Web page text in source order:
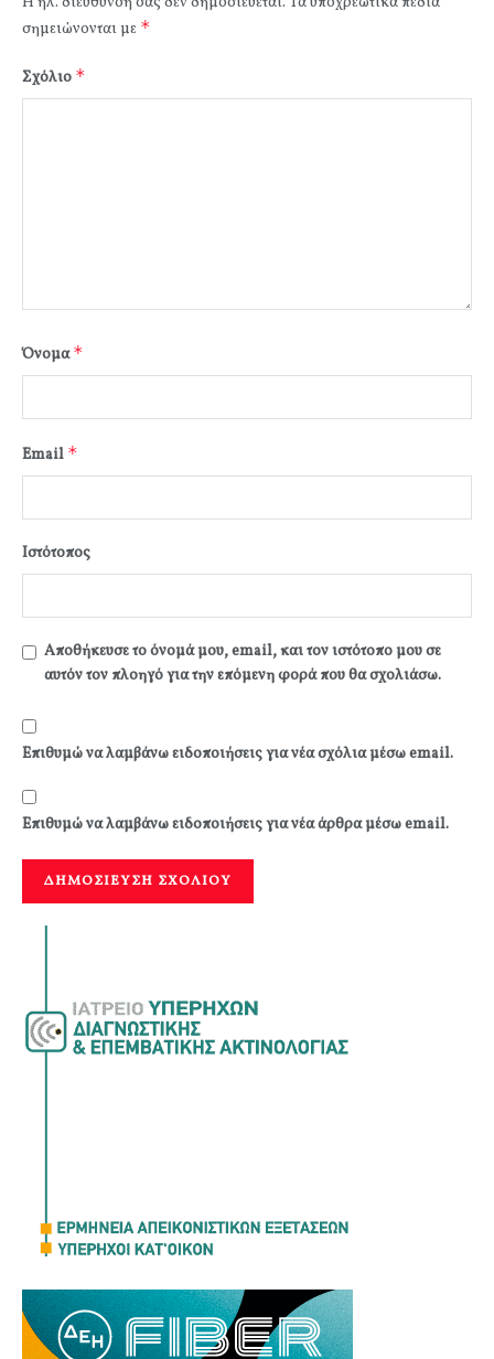
σημειώνονται με *
Σχόλιο *
Όνομα*
Email *
Ιστότοπος
Αποθήκευσε το όνομά μου, email, και τον ιστότοπο μου σε
αυτόν τον πλοηγό για την επόμενη φορά που θα σχολιάσω.
Επιθυμώ να λαμβάνω ειδοποιήσεις για νέα σχόλια μέσω email.
Επιθυμώ να λαμβάνω ειδοποιήσεις για νέα άρθρα μέσω email.